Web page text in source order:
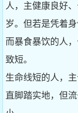
人，主健康良好
岁。但若是凭着
而暴食暴饮的人
致短。
生命线短的人，
直脚踏实地，但